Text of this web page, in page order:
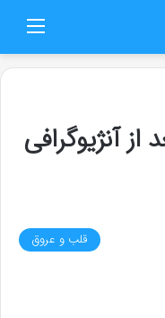
از آنژیوگرافی
قلب و عروق